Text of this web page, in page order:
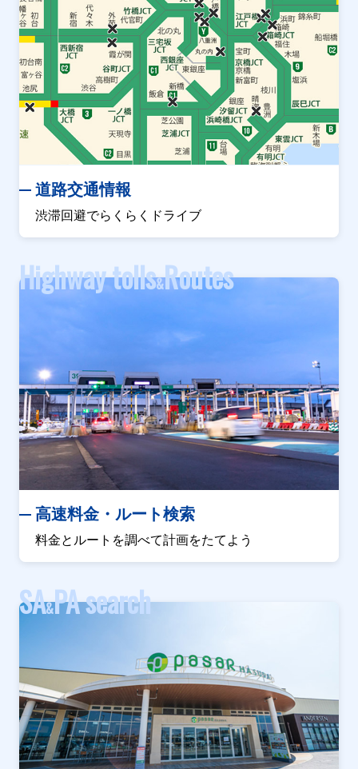
道路交通情報
渋滞回避でらくらくドライブ
Highway tolls&Routes
高速料金・ルート検索
料金とルートを調べて計画をたてよう
SA&PA search